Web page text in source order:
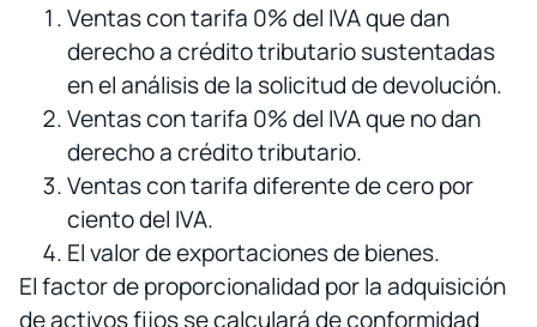
Ventas con tarifa 0% del IVA que dan
derecho a crédito tributario sustentadas
en el análisis de la solicitud de devolución.
Ventas con tarifa 0% del IVA que no dan
derecho a crédito tributario.
Ventas con tarifa diferente de cero por
ciento del IVA.
El valor de exportaciones de bienes.
El factor de proporcionalidad por la adquisición
de activos fijos se calculará de conformidad